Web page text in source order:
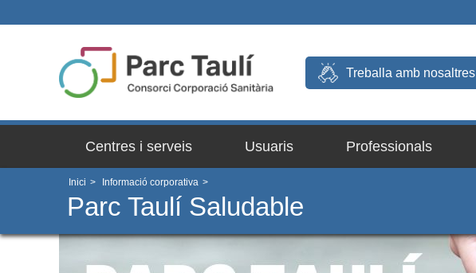
Treballa amb nosaltres
Centres i serveis Usuaris Professionals
Inici > Informació corporativa >
Parc Taulí Saludable